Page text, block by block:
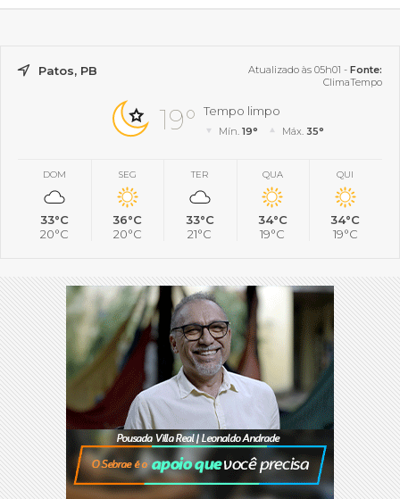
Patos, PB Atualizado às 05h01 - Fonte:
ClimaTempo
19° Tempo limpo
Mín.19° Máx. 35°
DOM
33°C
20°C
SEG
36°C
20°C
TER
33°C
21°C
QUA
34°C
19°C
QUI
34°C
19°C